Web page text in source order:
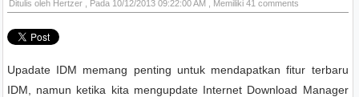
Ditulis oleh Hertzer , Pada 10/12/2013 09:22:00 AM , Memiliki 41 comments
Upadate IDM memang penting untuk mendapatkan fitur terbaru
IDM, namun ketika kita mengupdate Internet Download Manager